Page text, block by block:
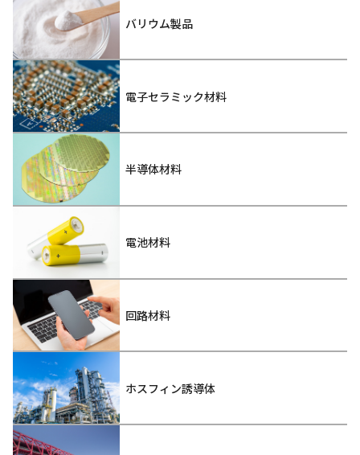
バリウム製品
電子セラミック材料
半導体材料
電池材料
回路材料
ホスフィン誘導体